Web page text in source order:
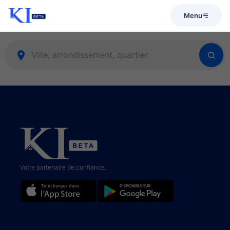
Menu
Votre partenaire de confiance.